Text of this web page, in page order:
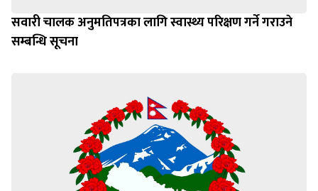
सवारी चालक अनुमतिपत्रका लागि स्वास्थ्य परिक्षण गर्ने गराउने
सम्बन्धि सूचना